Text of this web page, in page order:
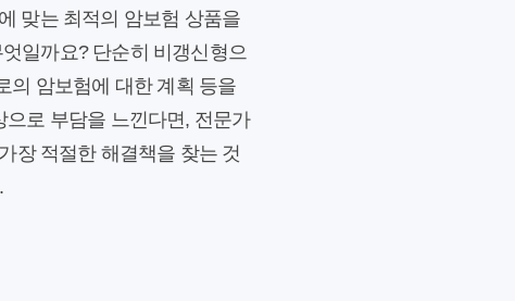
맞는 최적의 암보험 상품을
일까요? 단순히 비갱신형으
의 암보험에 대한 계획 등을
로 부담을 느낀다면, 전문가
장 적절한 해결책을 찾는 것